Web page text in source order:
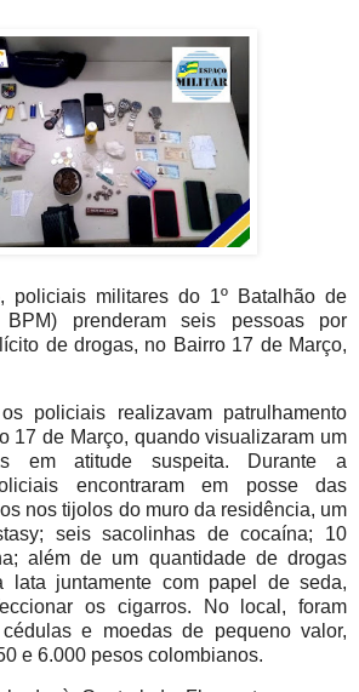
policiais militares do 1º Batalhão de
prenderam seis pessoas por
de drogas, no Bairro 17 de Março,
policiais realizavam patrulhamento
17 de Março, quando visualizaram um
em atitude suspeita. Durante a
encontraram em posse das
nos tijolos do muro da residência, um
seis sacolinhas de cocaína; 10
além de um quantidade de drogas
lata juntamente com papel de seda,
os cigarros. No local, foram
e moedas de pequeno valor,
e 6.000 pesos colombianos.